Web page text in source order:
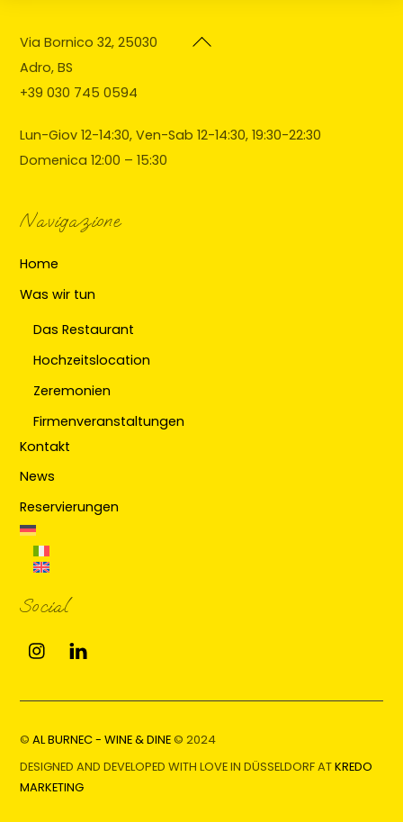
Back
Via Bornico 32, 25030
Adro, BS
+39 030 745 0594
Lun-Giov 12-14:30, Ven-Sab 12-14:30, 19:30-22:30
Domenica 12:00 – 15:30
Navigazione
Home
Was wir tun
Das Restaurant
Hochzeitslocation
Zeremonien
Firmenveranstaltungen
Kontakt
News
Reservierungen
Social
Instagram
©AL BURNEC - WINE & DINE© 2024
DESIGNED AND DEVELOPED WITH LOVE IN DÜSSELDORF ATKREDO
MARKETING